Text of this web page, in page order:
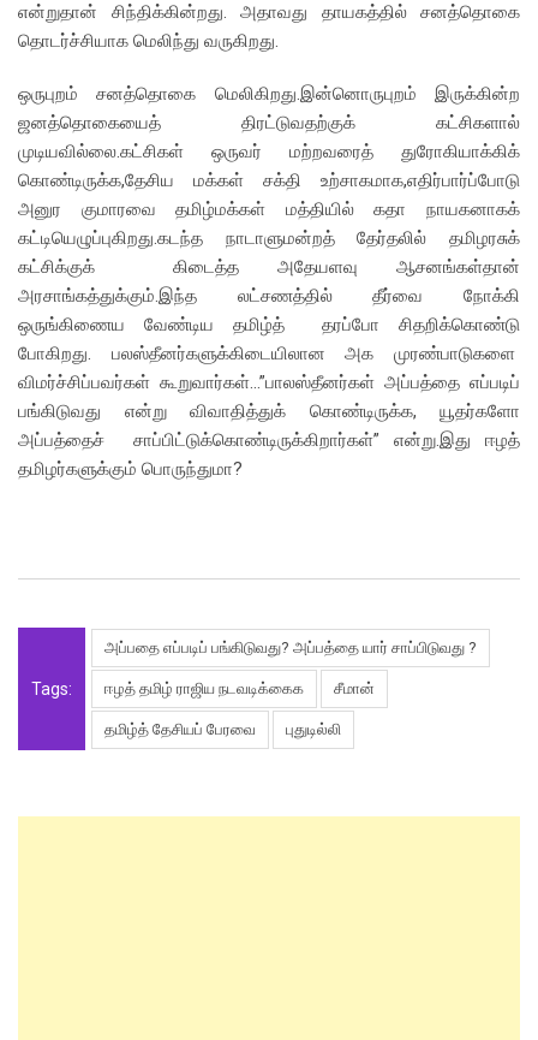
என்றுதான் சிந்திக்கின்றது. அதாவது தாயகத்தில் சனத்தொகை
தொடர்ச்சியாக மெலிந்து வருகிறது.
ஒருபுறம் சனத்தொகை மெலிகிறது.இன்னொருபுறம் இருக்கின்ற
ஜனத்தொகையைத் திரட்டுவதற்குக் கட்சிகளால்
முடியவில்லை.கட்சிகள் ஒருவர் மற்றவரைத் துரோகியாக்கிக்
கொண்டிருக்க,தேசிய மக்கள் சக்தி உற்சாகமாக,எதிர்பார்ப்போடு
அனுர குமாரவை தமிழ்மக்கள் மத்தியில் கதா நாயகனாகக்
கட்டியெழுப்புகிறது.கடந்த நாடாளுமன்றத் தேர்தலில் தமிழரசுக்
கட்சிக்குக் கிடைத்த அதேயளவு ஆசனங்கள்தான்
அரசாங்கத்துக்கும்.இந்த லட்சணத்தில் தீர்வை நோக்கி
ஒருங்கிணைய வேண்டிய தமிழ்த் தரப்போ சிதறிக்கொண்டு
போகிறது. பலஸ்தீனர்களுக்கிடையிலான அக முரண்பாடுகளை
விமர்ச்சிப்பவர்கள் கூறுவார்கள்…”பாலஸ்தீனர்கள் அப்பத்தை எப்படிப்
பங்கிடுவது என்று விவாதித்துக் கொண்டிருக்க, யூதர்களோ
அப்பத்தைச் சாப்பிட்டுக்கொண்டிருக்கிறார்கள்” என்று.இது ஈழத்
தமிழர்களுக்கும் பொருந்துமா?
Tags:
அப்பதை எப்படிப் பங்கிடுவது? அப்பத்தை யார் சாப்பிடுவது ?
ஈழத் தமிழ் ராஜிய நடவடிக்கைக சீமான்
தமிழ்த் தேசியப் பேரவை புதுடில்லி